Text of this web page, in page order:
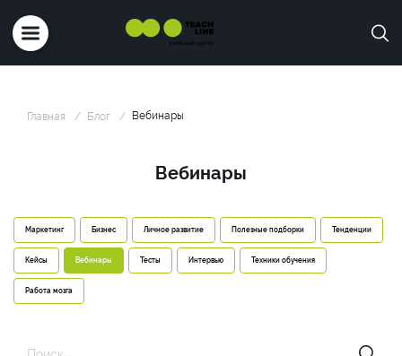
Главная Блог Вебинары
Вебинары
Маркетинг Бизнес Личное развитие Полезные подборки Тенденции
Кейсы Вебинары Тесты Интервью Техники обучения
Работа мозга